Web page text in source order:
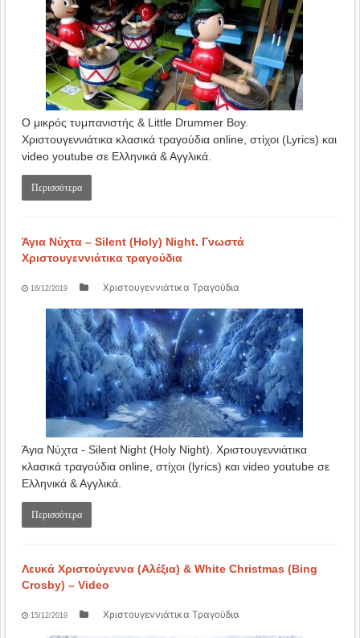
Ο μικρός τυμπανιστής & Little Drummer Boy.
Χριστουγεννιάτικα κλασικά τραγούδια online, στίχοι (Lyrics) και
video youtube σε Ελληνικά & Αγγλικά.
Περισσότερα
Άγια Νύχτα – Silent (Holy) Night. Γνωστά
Χριστουγεννιάτικα τραγούδια
16/12/2019 Χριστουγεννιάτικα Τραγούδια
Άγια Νύχτα - Silent Night (Holy Night). Χριστουγεννιάτικα
κλασικά τραγούδια online, στίχοι (lyrics) και video youtube σε
Ελληνικά & Αγγλικά.
Περισσότερα
Λευκά Χριστούγεννα (Αλέξια) & White Christmas (Bing
Crosby) – Video
15/12/2019 Χριστουγεννιάτικα Τραγούδια